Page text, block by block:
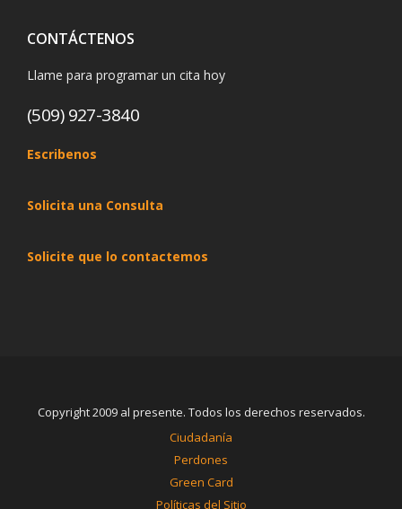
CONTÁCTENOS
Llame para programar un cita hoy
(509) 927-3840
Escribenos
Solicita una Consulta
Solicite que lo contactemos
Copyright 2009 al presente. Todos los derechos reservados.
Ciudadanía
Perdones
Green Card
Políticas del Sitio